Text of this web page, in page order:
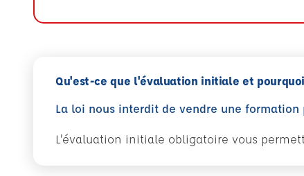
Qu'est-ce que l'évaluation initiale et
La loi nous interdit de vendre une formation
L'évaluation initiale obligatoire vous